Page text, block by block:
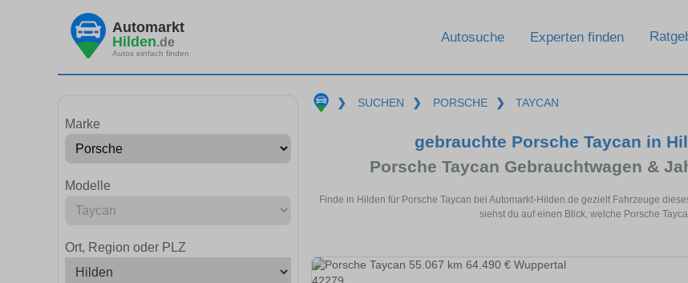
Automarkt
Hilden.de
Autos einfach finden
Autosuche Experten finden
Marke
Modelle
Ort, Region oder PLZ
❯ SUCHEN ❯ PORSCHE ❯ TAYCAN
gebrauchte Porsche Taycan in
Porsche Taycan Gebrauchtwagen &
Finde in Hilden für Porsche Taycan bei Automarkt-Hilden.de gezielt Fahrzeuge
siehst du auf einen Blick, welche Porsche